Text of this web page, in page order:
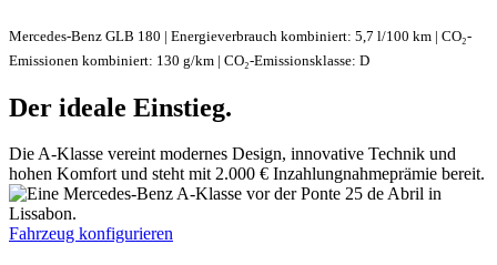
Mercedes-Benz GLB 180 | Energieverbrauch kombiniert: 5,7 l/100 km | CO₂-
Emissionen kombiniert: 130 g/km | CO₂-Emissionsklasse: D
Der ideale Einstieg.
Die A-Klasse vereint modernes Design, innovative Technik und
hohen Komfort und steht mit 2.000 € Inzahlungnahmeprämie bereit.
Fahrzeug konfigurieren